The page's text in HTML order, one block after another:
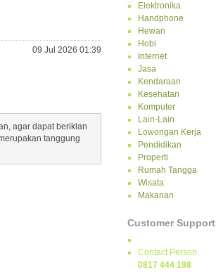
Elektronika
Handphone
Hewan
Hobi
Internet
Jasa
Kendaraan
Kesehatan
Komputer
Lain-Lain
Lowongan Kerja
Pendidikan
Properti
Rumah Tangga
Wisata
Makanan
Customer Support
Contact Person
0817 444 198
09 Jul 2026 01:39
agar dapat beriklan
tanggung